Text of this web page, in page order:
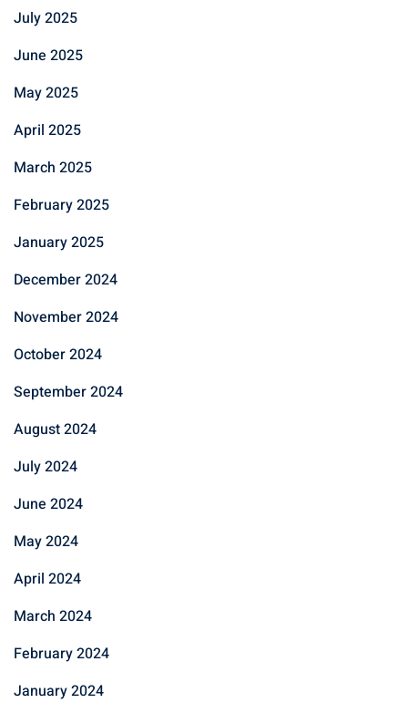
July 2025
June 2025
May 2025
April 2025
March 2025
February 2025
January 2025
December 2024
November 2024
October 2024
September 2024
August 2024
July 2024
June 2024
May 2024
April 2024
March 2024
February 2024
January 2024